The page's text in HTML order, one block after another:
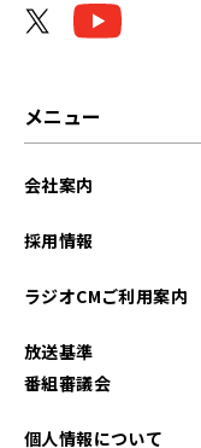
メニュー
会社案内
採用情報
ラジオCMご利用案内
放送基準
番組審議会
個人情報について